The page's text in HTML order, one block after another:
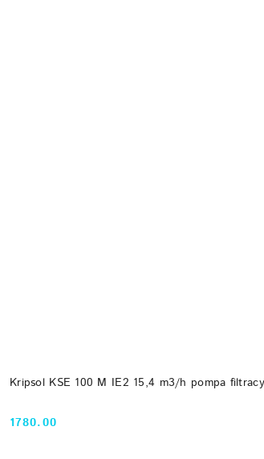
Kripsol KSE 100 M IE2 15,4 m3/h pompa
Cena:
1780.00